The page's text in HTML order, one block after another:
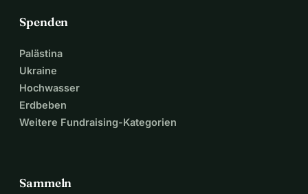
und sie über ein Buddy-
System miteinander zu
Dank dieser
Spenden
Palästina
Ukraine
Hochwasser
Erdbeben
Weitere Fundraising-Kategorien
Sammeln